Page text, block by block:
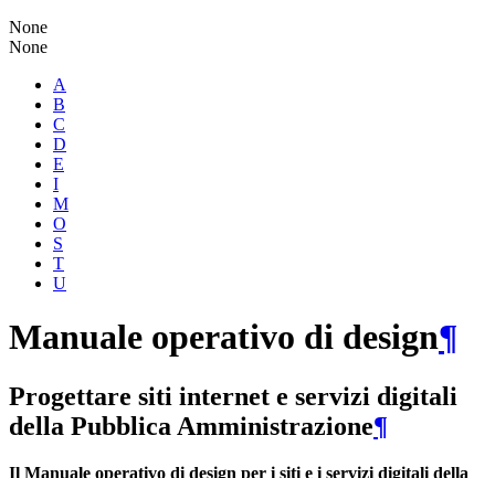
None
None
A
B
C
D
E
I
M
O
S
T
U
Manuale operativo di design¶
Progettare siti internet e servizi digitali
della Pubblica Amministrazione¶
Il Manuale operativo di design per i siti e i servizi digitali della